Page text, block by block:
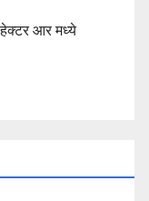
आर मध्ये